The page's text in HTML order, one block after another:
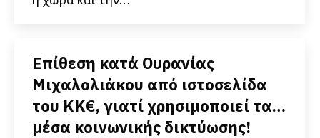
Επίθεση κατά Ουρανίας
Μιχαλολιάκου από ιστοσελίδα
του ΚΚ€, γιατί χρησιμοποιεί τα…
μέσα κοινωνικής δικτύωσης!